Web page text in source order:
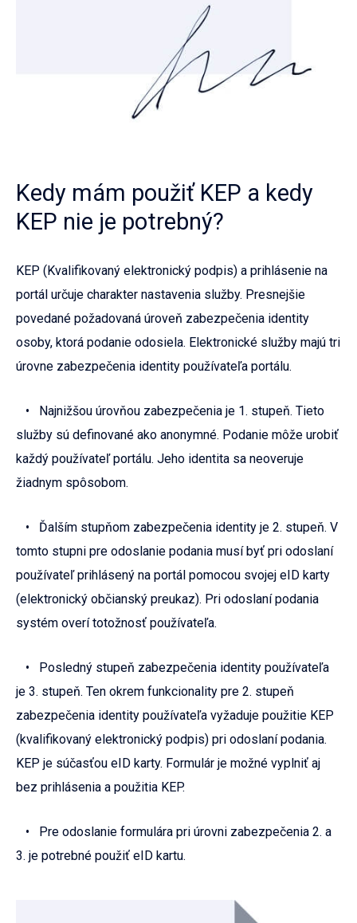
Kedy mám použiť KEP a kedy
KEP nie je potrebný?
KEP (Kvalifikovaný elektronický podpis) a prihlásenie na
portál určuje charakter nastavenia služby. Presnejšie
povedané požadovaná úroveň zabezpečenia identity
osoby, ktorá podanie odosiela. Elektronické služby majú tri
úrovne zabezpečenia identity používateľa portálu.
• Najnižšou úrovňou zabezpečenia je 1. stupeň. Tieto
služby sú definované ako anonymné. Podanie môže urobiť
každý používateľ portálu. Jeho identita sa neoveruje
žiadnym spôsobom.
• Ďalším stupňom zabezpečenia identity je 2. stupeň. V
tomto stupni pre odoslanie podania musí byť pri odoslaní
používateľ prihlásený na portál pomocou svojej eID karty
(elektronický občianský preukaz). Pri odoslaní podania
systém overí totožnosť používateľa.
• Posledný stupeň zabezpečenia identity používateľa
je 3. stupeň. Ten okrem funkcionality pre 2. stupeň
zabezpečenia identity používateľa vyžaduje použitie KEP
(kvalifikovaný elektronický podpis) pri odoslaní podania.
KEP je súčasťou eID karty. Formulár je možné vyplniť aj
bez prihlásenia a použitia KEP.
• Pre odoslanie formulára pri úrovni zabezpečenia 2. a
3. je potrebné použiť eID kartu.